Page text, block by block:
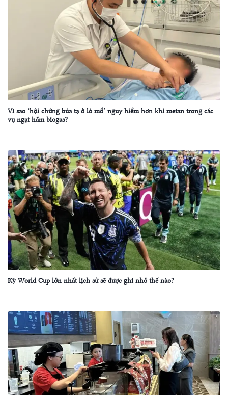
Vì sao ‘hội chứng búa tạ ở lò mổ’ nguy hiểm hơn khí metan trong các
vụ ngạt hầm biogas?
Kỳ World Cup lớn nhất lịch sử sẽ được ghi nhớ thế nào?